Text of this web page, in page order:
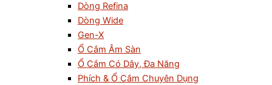
Dòng Refina
Dòng Wide
Gen-X
Ổ Cắm Âm Sàn
Ổ Cắm Có Dây, Đa Năng
Phích & Ổ Cắm Chuyên Dụng